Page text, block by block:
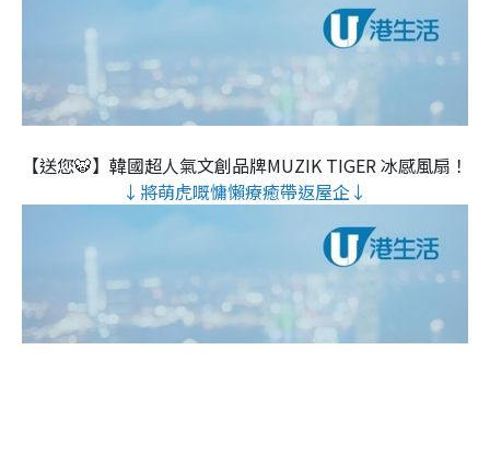
【送您🐯】韓國超人氣文創品牌MUZIK TIGER 冰感風扇！
↓將萌虎嘅慵懶療癒帶返屋企↓